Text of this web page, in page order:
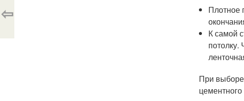
Плотное
К самой
потолку.
При
⇦